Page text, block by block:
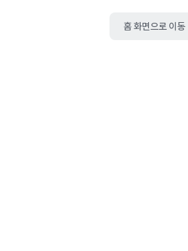
홈 화면으로 이동